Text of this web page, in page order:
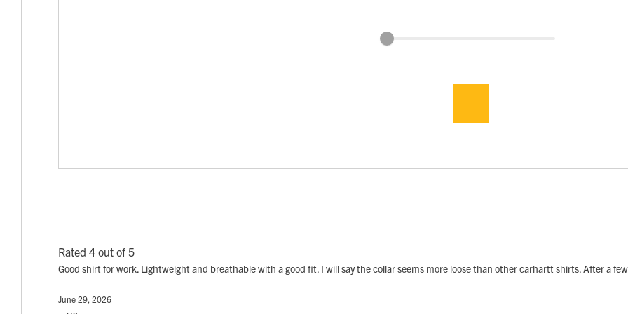
Rated 4 out of 5
Good shirt for work. Lightweight and breathable with a good fit. I will say the collar seems more loose than other carhartt shirts. After a
June 29, 2026